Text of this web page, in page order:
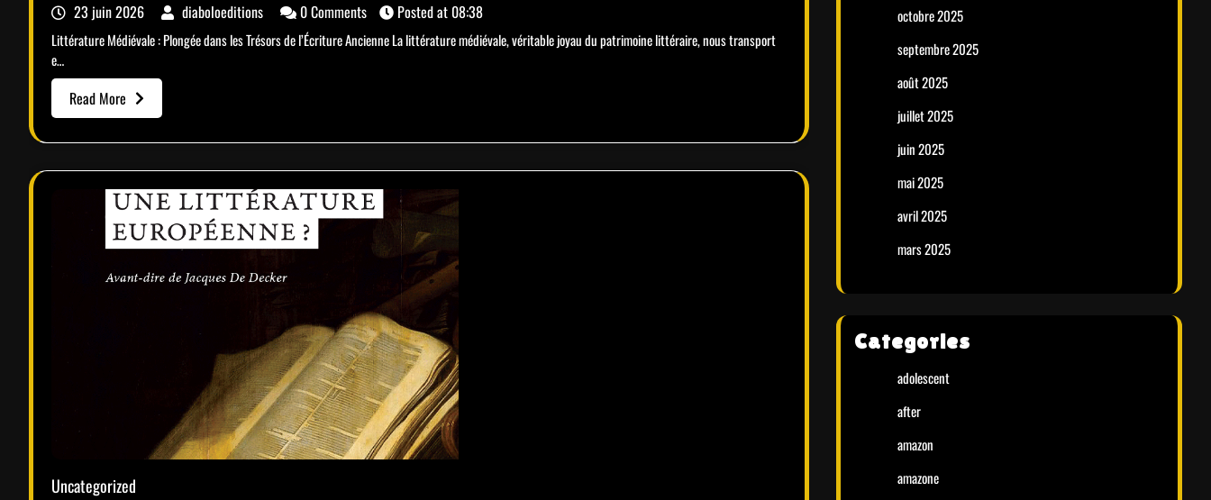
23 juin 2026 diaboloeditions 0 Comments Posted at 08:38
Littérature Médiévale : Plongée dans les Trésors de l’Écriture Ancienne La littérature médiévale, véritable joyau du patrimoine littéraire, nous transport
e…
Read More
Uncategorized
octobre 2025
septembre 2025
août 2025
juillet 2025
juin 2025
mai 2025
avril 2025
mars 2025
Categories
adolescent
after
amazon
amazone